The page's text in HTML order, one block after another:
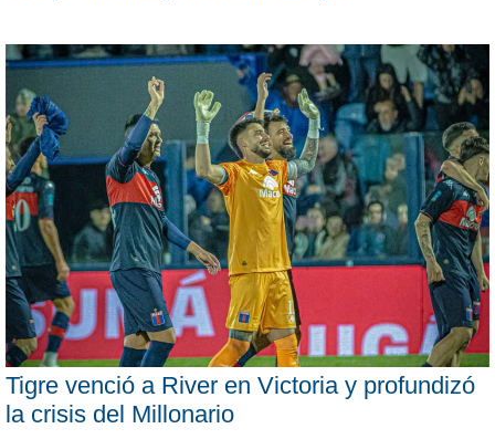
Tigre venció a River en Victoria y profundizó
la crisis del Millonario